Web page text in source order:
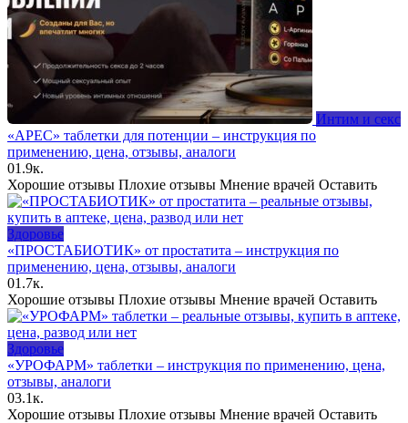
Интим и секс
«АРЕС» таблетки для потенции – инструкция по
применению, цена, отзывы, аналоги
01.9к.
Хорошие отзывы Плохие отзывы Мнение врачей Оставить
Здоровье
«ПРОСТАБИОТИК» от простатита – инструкция по
применению, цена, отзывы, аналоги
01.7к.
Хорошие отзывы Плохие отзывы Мнение врачей Оставить
Здоровье
«УРОФАРМ» таблетки – инструкция по применению, цена,
отзывы, аналоги
03.1к.
Хорошие отзывы Плохие отзывы Мнение врачей Оставить